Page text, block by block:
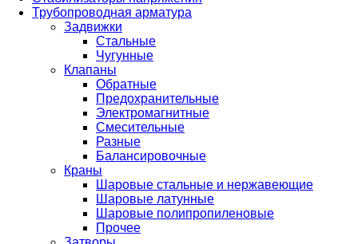
Трубопроводная арматура
Задвижки
Стальные
Чугунные
Клапаны
Обратные
Предохранительные
Электромагнитные
Смесительные
Разные
Балансировочные
Краны
Шаровые стальные и нержавеющие
Шаровые латунные
Шаровые полипропиленовые
Прочее